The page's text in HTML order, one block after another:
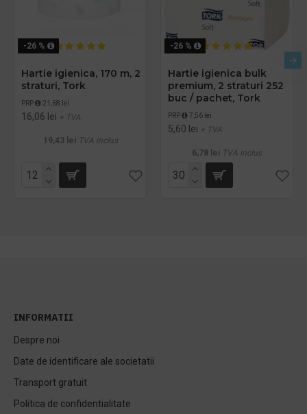
-26 %
Hartie igienica, 170 m, 2
straturi, Tork
PRP 21,68 lei
16,06 lei + TVA
19,43 lei TVA inclus
-26 %
Hartie igienica bulk
premium, 2 straturi 252
buc / pachet, Tork
PRP 7,56 lei
5,60 lei + TVA
6,78 lei TVA inclus
INFORMATII
Despre noi
Date de identificare ale societatii
Transport gratuit
Politica de confidentialitate